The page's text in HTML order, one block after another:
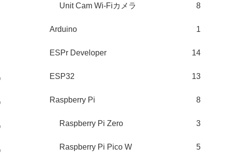
Unit Cam Wi-Fiカメラ 8
Arduino 1
ESPr Developer 14
ESP32 13
Raspberry Pi 8
Raspberry Pi Zero 3
Raspberry Pi Pico W 5